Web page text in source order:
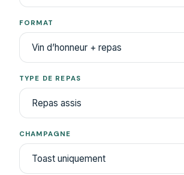
FORMAT
TYPE DE REPAS
CHAMPAGNE